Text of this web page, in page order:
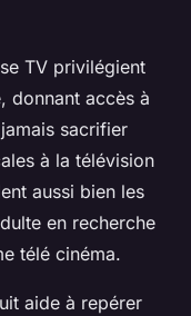
TV privilégient
donnant accès à
sacrifier
à la télévision
aussi bien les
en recherche
télé cinéma.
aide à repérer